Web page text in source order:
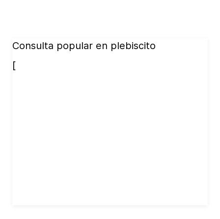
Consulta popular en plebiscito
[